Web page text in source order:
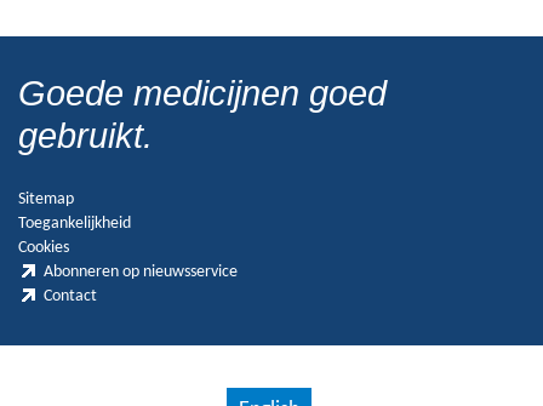
Goede medicijnen goed
gebruikt.
Sitemap
Toegankelijkheid
Cookies
Abonneren op nieuwsservice
Contact